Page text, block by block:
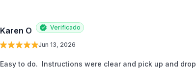
Karen O Verificado
Jun 13, 2026
Easy to do.  Instructions were clear and pick up and